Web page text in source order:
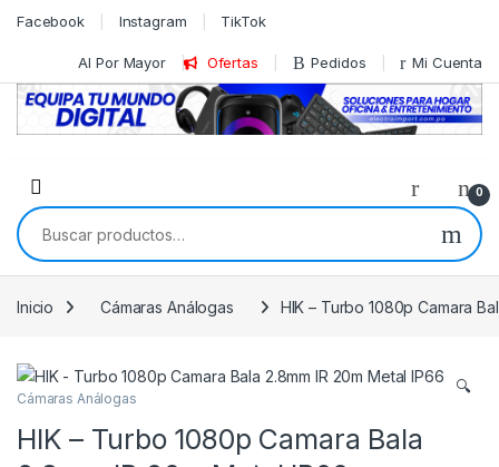
Skip to navigation
Skip to content
Facebook Instagram TikTok
Al Por Mayor Ofertas Pedidos Mi Cuenta
0
Buscar por:
Inicio Cámaras Análogas HIK – Turbo 1080p Camara
🔍
Cámaras Análogas
HIK – Turbo 1080p Camara Bala